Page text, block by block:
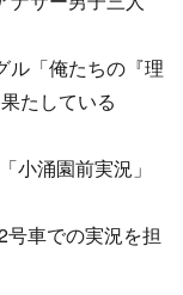
ル「俺たちの『理
たしている
小涌園前実況」
車での実況を担